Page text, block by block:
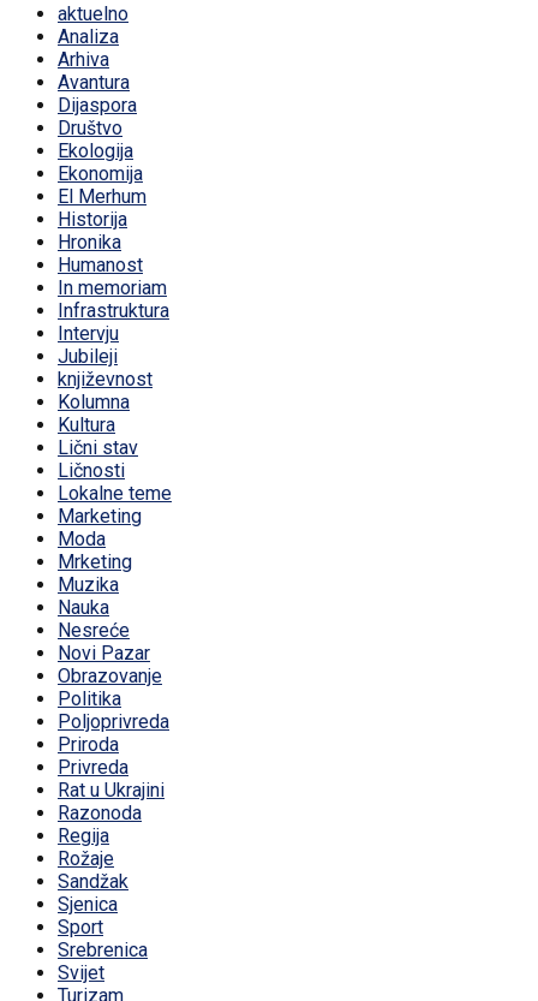
aktuelno
Analiza
Arhiva
Avantura
Dijaspora
Društvo
Ekologija
Ekonomija
El Merhum
Historija
Hronika
Humanost
In memoriam
Infrastruktura
Intervju
Jubileji
književnost
Kolumna
Kultura
Lični stav
Ličnosti
Lokalne teme
Marketing
Moda
Mrketing
Muzika
Nauka
Nesreće
Novi Pazar
Obrazovanje
Politika
Poljoprivreda
Priroda
Privreda
Rat u Ukrajini
Razonoda
Regija
Rožaje
Sandžak
Sjenica
Sport
Srebrenica
Svijet
Turizam